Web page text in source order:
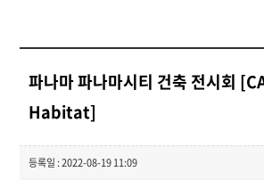
파나마 파나마시티 건축 전시회
Habitat]
등록일 : 2022-08-19 11:09